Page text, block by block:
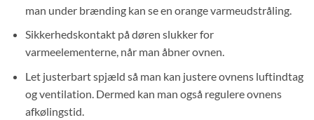
man under brænding kan se en orange varmeudstråling.
Sikkerhedskontakt på døren slukker for
varmeelementerne, når man åbner ovnen.
Let justerbart spjæld så man kan justere ovnens luftindtag
og ventilation. Dermed kan man også regulere ovnens
afkølingstid.